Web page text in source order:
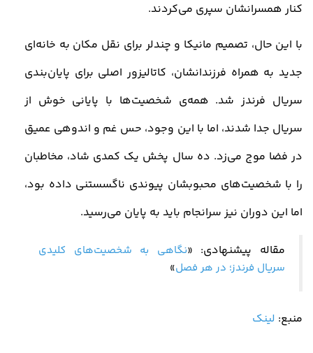
کنار همسرانشان سپری می‌کردند.
با این حال، تصمیم مانیکا و چندلر برای نقل مکان به خانه‌ای
جدید به همراه فرزندانشان، کاتالیزور اصلی برای پایان‌بندی
سریال فرندز شد. همه‌ی شخصیت‌ها با پایانی خوش از
سریال جدا شدند، اما با این وجود، حس غم و اندوهی عمیق
در فضا موج می‌زد. ده سال پخش یک کمدی شاد، مخاطبان
را با شخصیت‌های محبوبشان پیوندی ناگسستنی داده بود،
اما این دوران نیز سرانجام باید به پایان می‌رسید.
مقاله پیشنهادی: «نگاهی به شخصیت‌های کلیدی
سریال فرندز؛ در هر فصل»
منبع: لینک